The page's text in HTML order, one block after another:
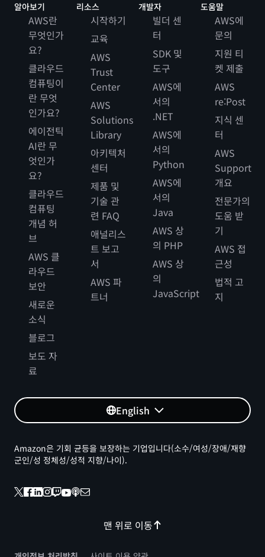
알아보기
AWS란
무엇인가
요?
클라우드
컴퓨팅이
란 무엇
인가요?
에이전틱
AI란 무
엇인가
요?
클라우드
컴퓨팅
개념 허
브
AWS 클
라우드
보안
새로운
소식
블로그
보도 자
료
리소스
시작하기
교육
AWS
Trust
Center
AWS
Solutions
Library
아키텍처
센터
제품 및
기술 관
련 FAQ
애널리스
트 보고
서
AWS 파
트너
개발자
빌더 센
터
SDK 및
도구
AWS에
서의
.NET
AWS에
서의
Python
AWS에
서의
Java
AWS 상
의 PHP
AWS 상
의
JavaScript
도움말
AWS에
문의
지원 티
켓 제출
AWS
re:Post
지식 센
터
AWS
Support
개요
전문가의
도움 받
기
AWS 접
근성
법적 고
지
English
맨 위로 이동
Amazon은 기회 균등을 보장하는 기업입니다(소수/여성/장애/재향
군인/성 정체성/성적 지향/나이).